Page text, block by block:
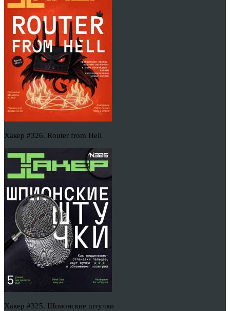
Хакер #326. Router from Hell
Хакер #325. Шпионские штучки